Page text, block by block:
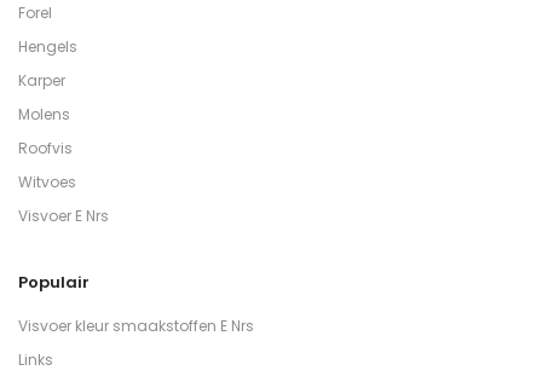
Forel
Hengels
Karper
Molens
Roofvis
Witvoes
Visvoer E Nrs
Populair
Visvoer kleur smaakstoffen E Nrs
Links